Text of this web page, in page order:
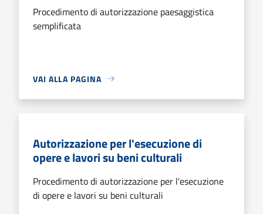
Procedimento di autorizzazione paesaggistica
semplificata
VAI ALLA PAGINA
Autorizzazione per l'esecuzione di
opere e lavori su beni culturali
Procedimento di autorizzazione per l'esecuzione
di opere e lavori su beni culturali